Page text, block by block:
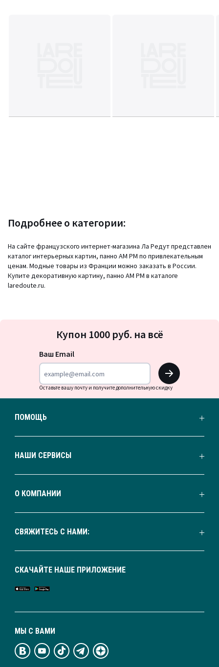
Подробнее о категории:
На сайте французского интернет-магазина Ла Редут представлен
каталог интерьерных картин, панно AM PM по привлекательным
ценам. Модные товары из Франции можно заказать в России.
Купите декоративную картину, панно АМ РМ в каталоге
laredoute.ru.
на
Купон 1000 руб. на всё
Ваш Email
OK
Оставьте вашу почту и получите дополнительную скидку
ПОМОЩЬ
НАШИ СЕРВИСЫ
О КОМПАНИИ
СВЯЖИТЕСЬ С НАМИ:
МЫ С ВАМИ
СКАЧАЙТЕ НАШЕ ПРИЛОЖЕНИЕ